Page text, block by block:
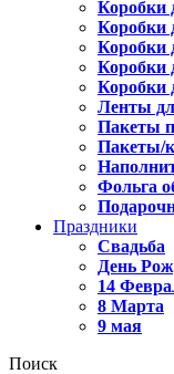
Коробки
Коробки
Коробки
Коробки
Коробки
Ленты
Пакеты
Пакеты/
Фольга
Праздники
Свадьба
День
14
8 Марта
9 мая
Поиск